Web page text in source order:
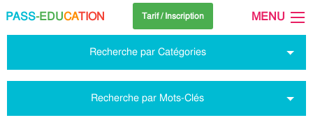
PASS-EDUCATION Tarif / Inscription MENU
Recherche par Catégories
Recherche par Mots-Clés